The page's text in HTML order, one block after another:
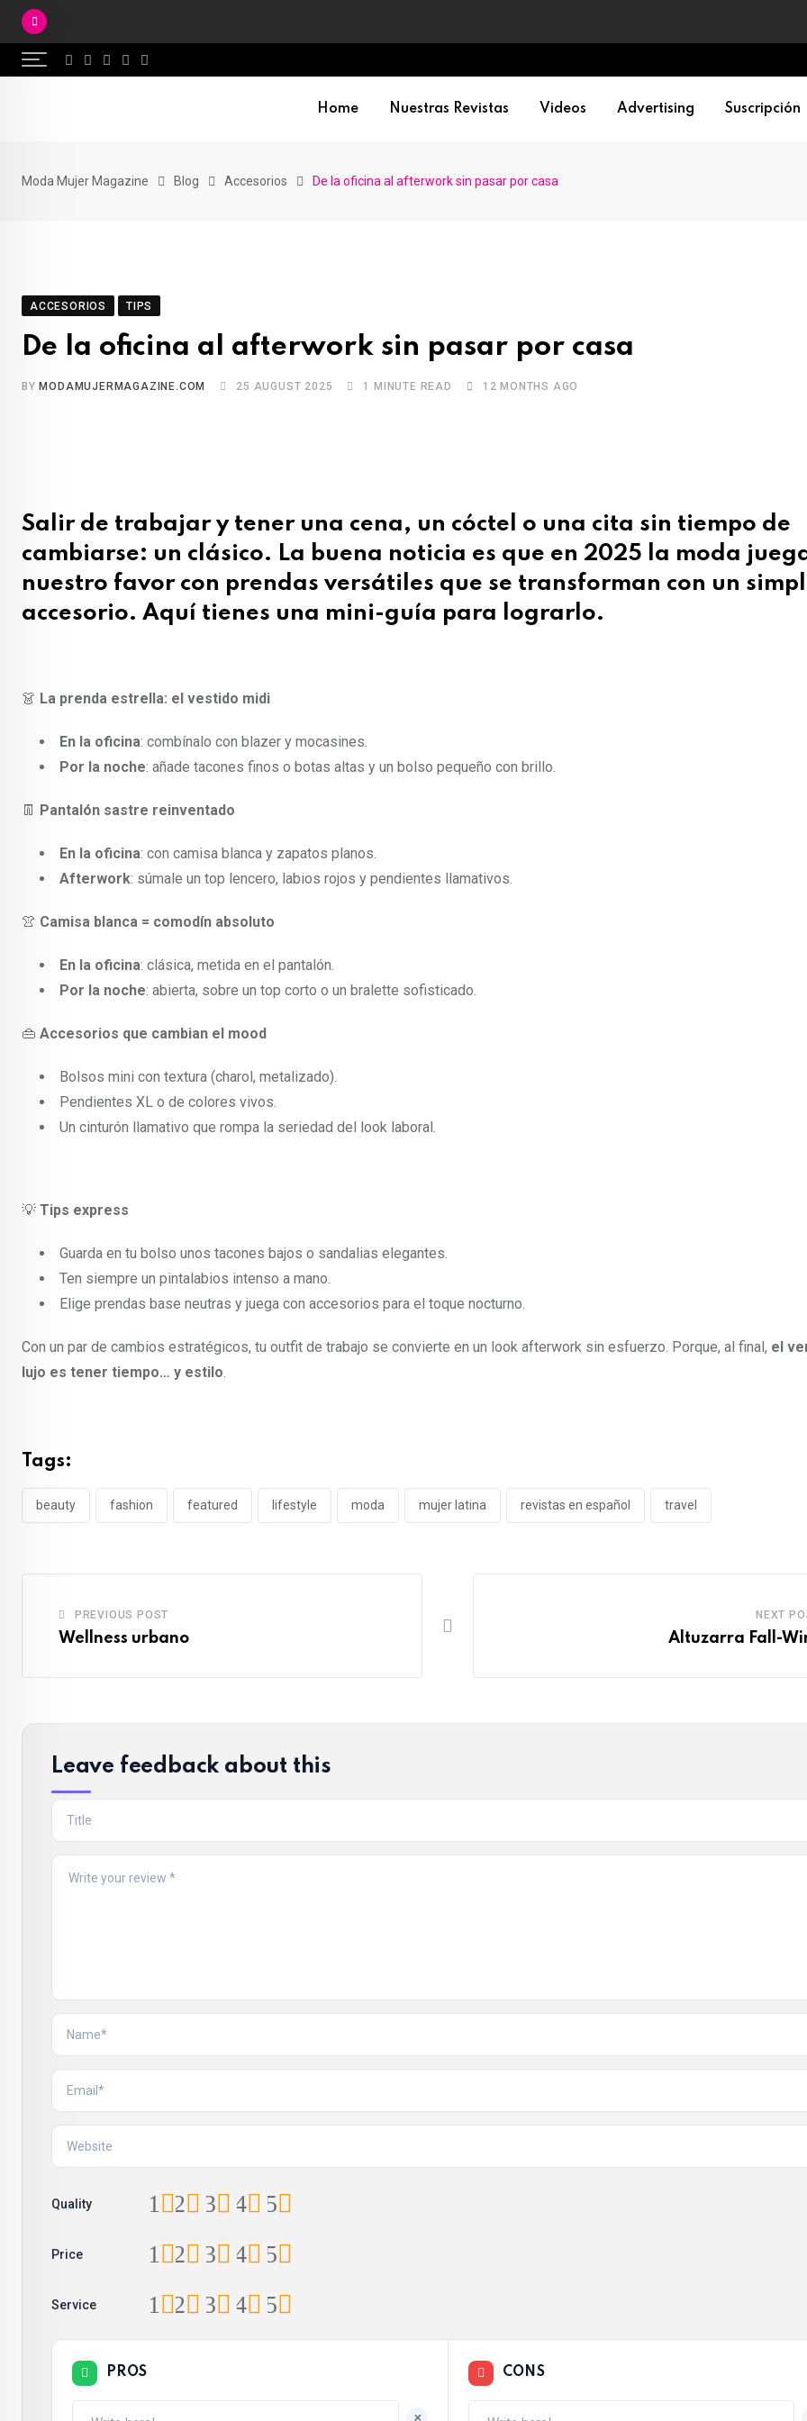
Skip
content
Home Nuestras Revistas Videos Advertising Suscripción
Moda Mujer Magazine Blog Accesorios De la oficina al afterwork sin pasar por casa
ACCESORIOS TIPS
De la oficina al afterwork sin pasar por casa
BY MODAMUJERMAGAZINE.COM 25 AUGUST 2025 1 MINUTE READ 12 MONTHS AGO
Salir de trabajar y tener una cena, un cóctel o una cita sin tiempo de
cambiarse: un clásico. La buena noticia es que en 2025 la moda
nuestro favor con prendas versátiles que se transforman con un
accesorio. Aquí tienes una mini-guía para lograrlo.
👗 La prenda estrella: el vestido midi
En la oficina: combínalo con blazer y mocasines.
Por la noche: añade tacones finos o botas altas y un bolso pequeño con brillo.
👖 Pantalón sastre reinventado
En la oficina: con camisa blanca y zapatos planos.
Afterwork: súmale un top lencero, labios rojos y pendientes llamativos.
👚 Camisa blanca = comodín absoluto
En la oficina: clásica, metida en el pantalón.
Por la noche: abierta, sobre un top corto o un bralette sofisticado.
👜 Accesorios que cambian el mood
Bolsos mini con textura (charol, metalizado).
Pendientes XL o de colores vivos.
Un cinturón llamativo que rompa la seriedad del look laboral.
💡 Tips express
Guarda en tu bolso unos tacones bajos o sandalias elegantes.
Ten siempre un pintalabios intenso a mano.
Elige prendas base neutras y juega con accesorios para el toque nocturno.
Con un par de cambios estratégicos, tu outfit de trabajo se convierte en un look afterwork sin esfuerzo. Porque, al final, el
lujo es tener tiempo… y estilo.
Tags:
beauty fashion featured lifestyle moda mujer latina revistas en español travel
PREVIOUS POST
Wellness urbano
NEXT
Altuzarra Fall-
Leave feedback about this
Quality 5
4
3
2
1
Price 5
4
3
2
1
Service 5
4
3
2
1
PROS CONS